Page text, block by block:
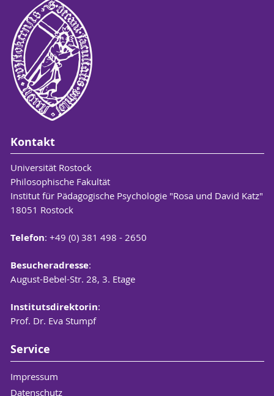
Kontakt
Universität Rostock
Philosophische Fakultät
Institut für Pädagogische Psychologie "Rosa und David Katz"
18051 Rostock
Telefon: +49 (0) 381 498 - 2650
Besucheradresse:
August-Bebel-Str. 28, 3. Etage
Institutsdirektorin:
Prof. Dr. Eva Stumpf
Service
Impressum
Datenschutz